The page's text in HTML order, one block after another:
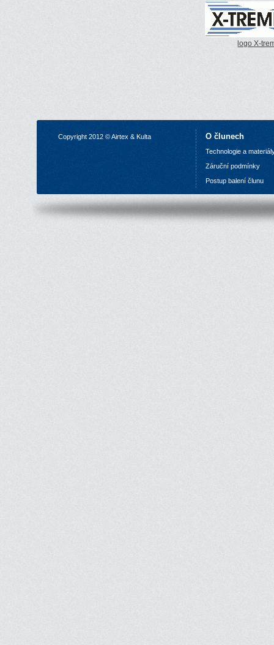
logo X-
Copyright 2012 © Airtex & Kulta O člunech
Technologie a
Záruční podmínky
Postup balení člunu